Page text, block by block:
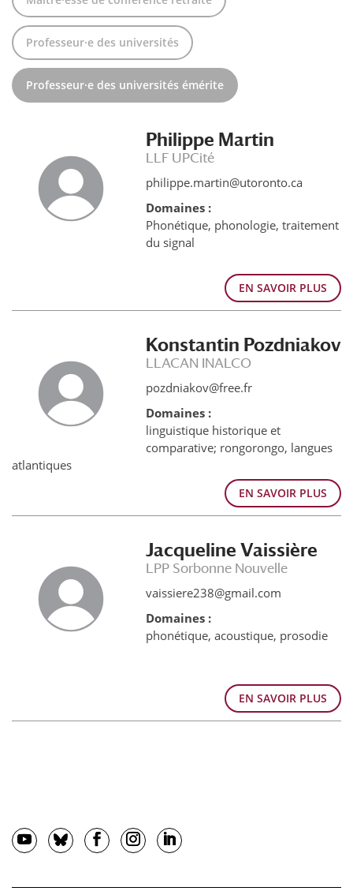
Professeur·e des universités
Professeur·e des universités émérite
Philippe Martin
LLF UPCité
philippe.martin@utoronto.ca
Domaines :
Phonétique, phonologie, traitement
du signal
EN SAVOIR PLUS
Konstantin Pozdniakov
LLACAN INALCO
pozdniakov@free.fr
Domaines :
linguistique historique et
comparative; rongorongo, langues
atlantiques
EN SAVOIR PLUS
Jacqueline Vaissière
LPP Sorbonne Nouvelle
vaissiere238@gmail.com
Domaines :
phonétique, acoustique, prosodie
EN SAVOIR PLUS